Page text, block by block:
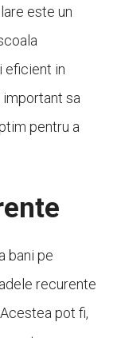
este un
eficient in
important sa
pentru a
bani pe
recurente
pot fi,